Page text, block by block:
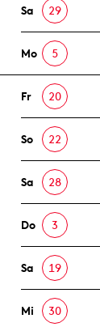
Sa 29
Mo 5
Fr 20
So 22
Sa 28
Do 3
Sa 19
Mi 30